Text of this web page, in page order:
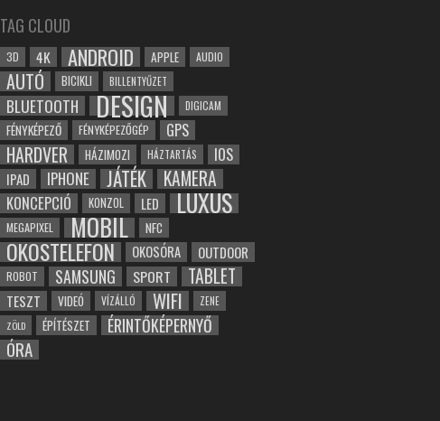
TAG CLOUD
3D 4K ANDROID APPLE AUDIO
AUTÓ BICIKLI BILLENTYŰZET
BLUETOOTH DESIGN DIGICAM
FÉNYKÉPEZŐ FÉNYKÉPEZŐGÉP GPS
HARDVER HÁZIMOZI HÁZTARTÁS IOS
IPAD IPHONE JÁTÉK KAMERA
KONCEPCIÓ KONZOL LED LUXUS
MEGAPIXEL MOBIL NFC
OKOSTELEFON OKOSÓRA OUTDOOR
ROBOT SAMSUNG SPORT TABLET
TESZT VIDEÓ VÍZÁLLÓ WIFI
ZENE
ZÖLD
ÉPÍTÉSZET ÉRINTŐKÉPERNYŐ
ÓRA